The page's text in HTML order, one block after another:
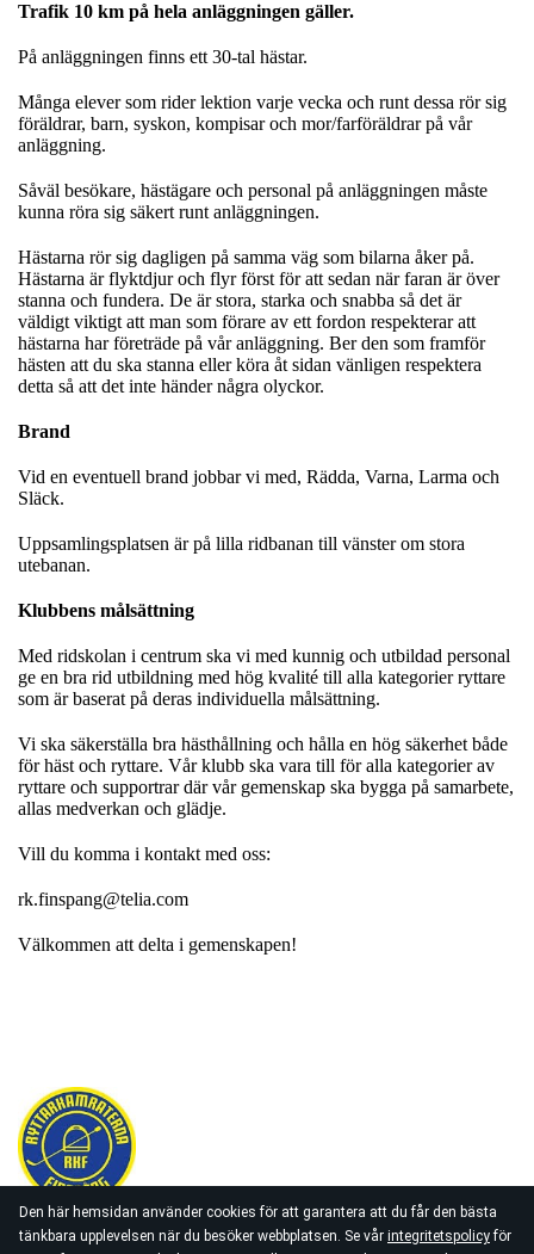
Den här hemsidan använder cookies för att garantera att du får den bästa
tänkbara upplevelsen när du besöker webbplatsen. Se vår integritetspolicyför
Trafik 10 km på hela anläggningen gäller.
På anläggningen finns ett 30-tal hästar.
Många elever som rider lektion varje vecka och runt dessa rör sig
föräldrar, barn, syskon, kompisar och mor/farföräldrar på vår
anläggning.
Såväl besökare, hästägare och personal på anläggningen måste
kunna röra sig säkert runt anläggningen.
Hästarna rör sig dagligen på samma väg som bilarna åker på.
Hästarna är flyktdjur och flyr först för att sedan när faran är över
stanna och fundera. De är stora, starka och snabba så det är
väldigt viktigt att man som förare av ett fordon respekterar att
hästarna har företräde på vår anläggning. Ber den som framför
hästen att du ska stanna eller köra åt sidan vänligen respektera
detta så att det inte händer några olyckor.
Brand
Vid en eventuell brand jobbar vi med, Rädda, Varna, Larma och
Släck.
Uppsamlingsplatsen är på lilla ridbanan till vänster om stora
utebanan.
Klubbens målsättning
Med ridskolan i centrum ska vi med kunnig och utbildad personal
ge en bra rid utbildning med hög kvalité till alla kategorier ryttare
som är baserat på deras individuella målsättning.
Vi ska säkerställa bra hästhållning och hålla en hög säkerhet både
för häst och ryttare. Vår klubb ska vara till för alla kategorier av
ryttare och supportrar där vår gemenskap ska bygga på samarbete,
allas medverkan och glädje.
Vill du komma i kontakt med oss:
rk.finspang@telia.com
Välkommen att delta i gemenskapen!
Ryttarkamraterna Finspång, Torstorps Gård, 612 34 Finspång